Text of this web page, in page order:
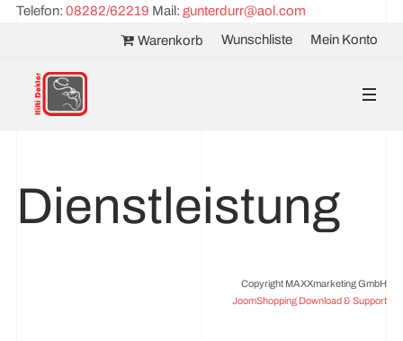
Telefon: 08282/62219 Mail: gunterdurr@aol.com
Warenkorb Wunschliste Mein Konto
Dienstleistung
Copyright MAXXmarketing GmbH
JoomShopping Download & Support